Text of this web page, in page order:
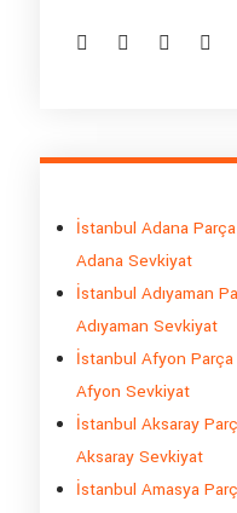
İstanbul Adana
Adana Sevkiyat
İstanbul Adıyaman
Adıyaman Sevkiyat
İstanbul Afyon
Afyon Sevkiyat
İstanbul Aksaray
Aksaray Sevkiyat
İstanbul Amasya